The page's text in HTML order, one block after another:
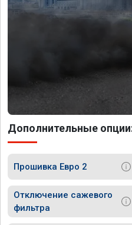
Дополнительные
Прошивка Евро 2
Отключение сажевого
фильтра